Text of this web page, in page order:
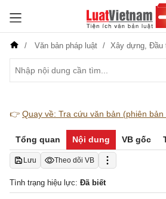
Văn bản pháp luật Xây dựng, Đầu
👉 Quay về: Tra cứu văn bản (phiên bản
Tổng quan Nội dung VB gốc
Lưu Theo dõi VB
Tình trạng hiệu lực: Đã biết